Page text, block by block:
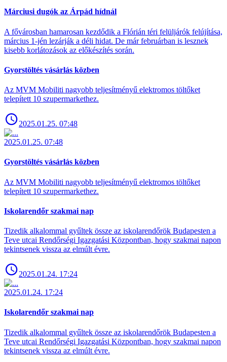
Márciusi dugók az Árpád hídnál
A fővárosban hamarosan kezdődik a Flórián téri felüljárók felújítása,
március 1-jén lezárják a déli hidat. De már februárban is lesznek
kisebb korlátozások az előkészítés során.
Gyorstöltés vásárlás közben
Az MVM Mobiliti nagyobb teljesítményű elektromos töltőket
telepített 10 szupermarkethez.
2025.01.25. 07:48
2025.01.25. 07:48
Gyorstöltés vásárlás közben
Az MVM Mobiliti nagyobb teljesítményű elektromos töltőket
telepített 10 szupermarkethez.
Iskolarendőr szakmai nap
Tizedik alkalommal gyűltek össze az iskolarendőrök Budapesten a
Teve utcai Rendőrségi Igazgatási Központban, hogy szakmai napon
tekintsenek vissza az elmúlt évre.
2025.01.24. 17:24
2025.01.24. 17:24
Iskolarendőr szakmai nap
Tizedik alkalommal gyűltek össze az iskolarendőrök Budapesten a
Teve utcai Rendőrségi Igazgatási Központban, hogy szakmai napon
tekintsenek vissza az elmúlt évre.